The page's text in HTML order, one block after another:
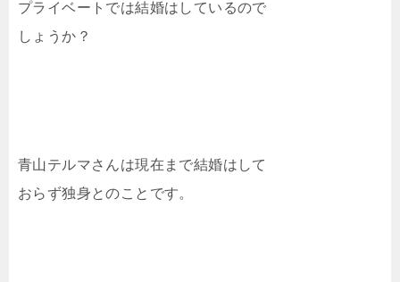
プライベートでは結婚はしているので
しょうか？
青山テルマさんは現在まで結婚はして
おらず独身とのことです。